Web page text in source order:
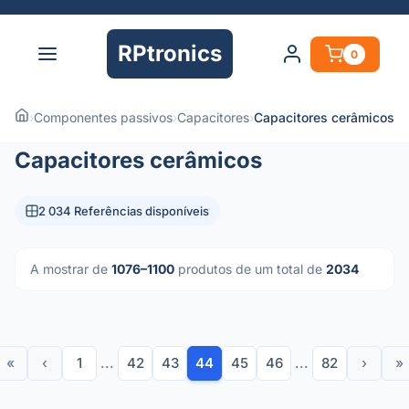
RPtronics 0
›Componentes passivos›Capacitores›Capacitores cerâmicos
Capacitores cerâmicos
2 034 Referências disponíveis
A mostrar de 1076–1100 produtos de um total de 2034
« ‹ 1 ... 42 43 44 45 46 ... 82 › »